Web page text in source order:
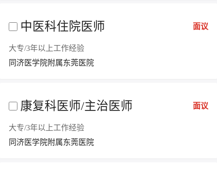
中医科住院医师 面议
大专/3年以上工作经验
同济医学院附属东莞医院
康复科医师/主治医师 面议
大专/3年以上工作经验
同济医学院附属东莞医院